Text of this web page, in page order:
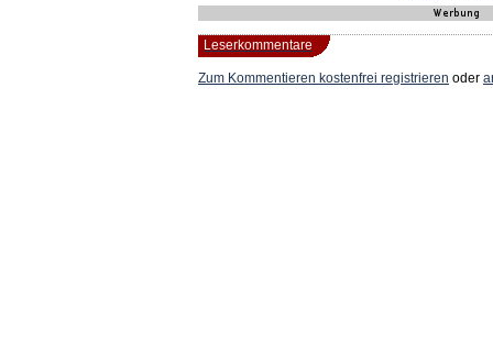
Leserkommentare
Zum Kommentieren kostenfrei registrieren oder